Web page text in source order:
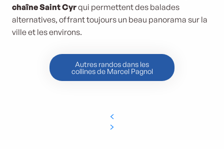
chaîne Saint Cyrqui permettent des balades
alternatives, offrant toujours un beau panorama sur la
ville et les environs.
Autres randos dans les
collines de Marcel Pagnol